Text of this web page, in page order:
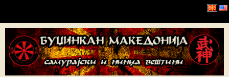
Буџинкан Македонија